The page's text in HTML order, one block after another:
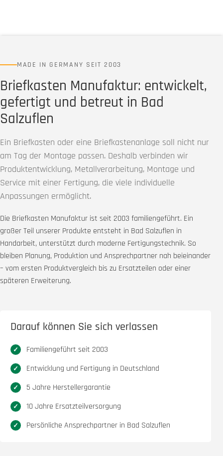
MADE IN GERMANY SEIT 2003
Briefkasten Manufaktur: entwickelt,
gefertigt und betreut in Bad
Salzuflen
Ein Briefkasten oder eine Briefkastenanlage soll nicht nur
am Tag der Montage passen. Deshalb verbinden wir
Produktentwicklung, Metallverarbeitung, Montage und
Service mit einer Fertigung, die viele individuelle
Anpassungen ermöglicht.
Die Briefkasten Manufaktur ist seit 2003 familiengeführt. Ein
großer Teil unserer Produkte entsteht in Bad Salzuflen in
Handarbeit, unterstützt durch moderne Fertigungstechnik. So
bleiben Planung, Produktion und Ansprechpartner nah beieinander
– vom ersten Produktvergleich bis zu Ersatzteilen oder einer
späteren Erweiterung.
Darauf können Sie sich verlassen
Familiengeführt seit 2003
Entwicklung und Fertigung in Deutschland
5 Jahre Herstellergarantie
10 Jahre Ersatzteilversorgung
Persönliche Ansprechpartner in Bad Salzuflen